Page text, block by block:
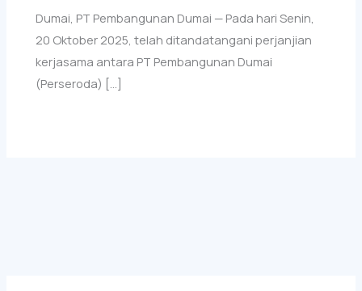
Dumai, PT Pembangunan Dumai — Pada hari Senin,
20 Oktober 2025, telah ditandatangani perjanjian
kerjasama antara PT Pembangunan Dumai
(Perseroda) […]